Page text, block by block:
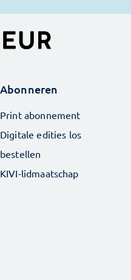
Abonneren
Print abonnement
Digitale edities los
bestellen
KIVI-lidmaatschap